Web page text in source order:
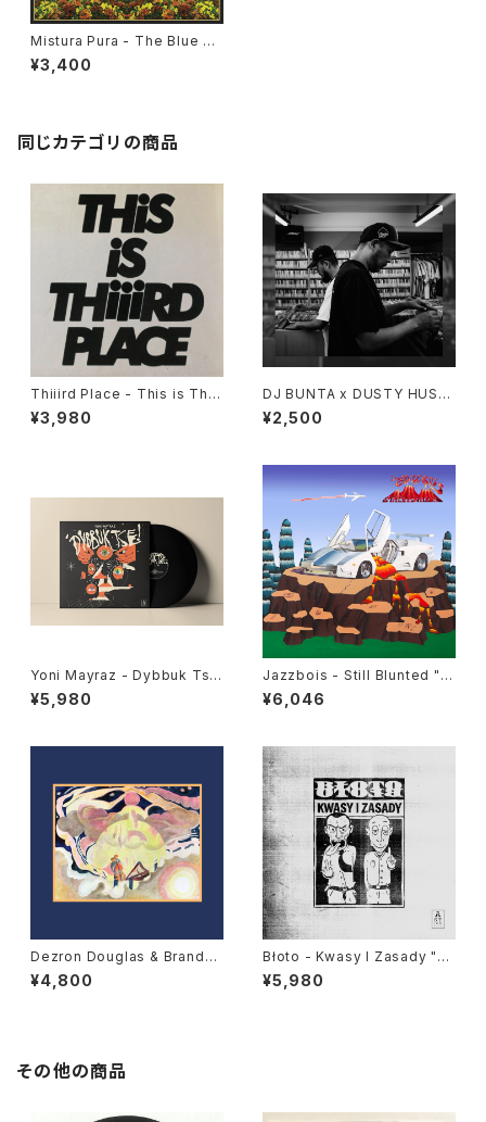
Mistura Pura - The Blue Bu
s "2LP"
¥3,400
同じカテゴリの商品
Thiiird Place - This is Thiii
rd Place "LP"
¥3,980
DJ BUNTA x DUSTY HUSK
Y - 47 CAMPiN DIGGiN "C
D"
¥2,500
Yoni Mayraz - Dybbuk Tse!
"LP"
¥5,980
Jazzbois - Still Blunted "L
P"
¥6,046
Dezron Douglas & Brande
e Younger - Force Majeure
"LP"
¥4,800
Błoto - Kwasy I Zasady "L
P"
¥5,980
その他の商品